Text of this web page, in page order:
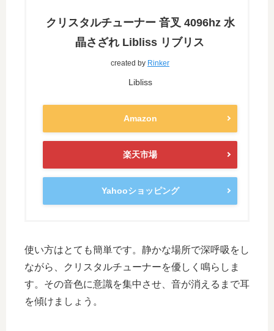
クリスタルチューナー 音叉 4096hz 水
晶さざれ Libliss リブリス
created by Rinker
Libliss
Amazon
楽天市場
Yahooショッピング
使い方はとても簡単です。静かな場所で深呼吸をし
ながら、クリスタルチューナーを優しく鳴らしま
す。その音色に意識を集中させ、音が消えるまで耳
を傾けましょう。